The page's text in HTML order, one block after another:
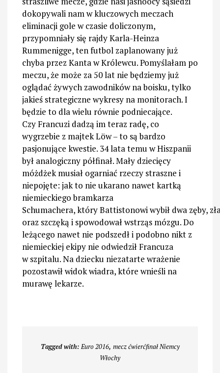
dokopywali nam w kluczowych meczach
eliminacji gole w czasie doliczonym,
przypomniały się rajdy Karla-Heinza
Rummenigge, ten futbol zaplanowany już
chyba przez Kanta w Królewcu. Pomyślałam po
meczu, że może za 50 lat nie będziemy już
oglądać żywych zawodników na boisku, tylko
jakieś strategiczne wykresy na monitorach. I
będzie to dla wielu równie podniecające.
Czy Francuzi dadzą im teraz radę, co
wygrzebie z majtek Löw – to są bardzo
pasjonujące kwestie. 34 lata temu w Hiszpanii
był analogiczny półfinał. Mały dziecięcy
móżdżek musiał ogarniać rzeczy straszne i
niepojęte: jak to nie ukarano nawet kartką
niemieckiego bramkarza
Schumachera, który Battistonowi wybił dwa zęby,
oraz szczęką i spowodował wstrząs mózgu. Do
leżącego nawet nie podszedł i podobno nikt z
niemieckiej ekipy nie odwiedził Francuza
w szpitalu. Na dziecku niezatarte wrażenie
pozostawił widok wiadra, które wnieśli na
murawę lekarze.
Tagged with: Euro 2016, mecz ćwierćfinał Niemcy
Włochy